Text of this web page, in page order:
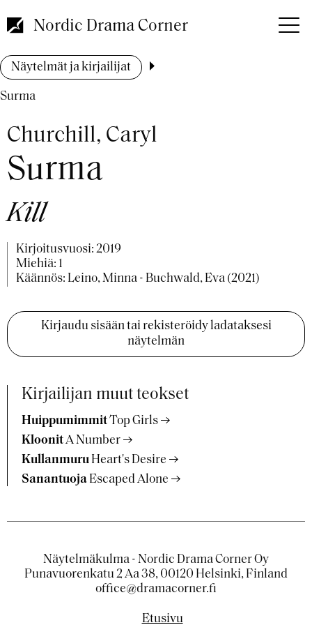
pääsisältöön
Nordic Drama Corner
Murupolku
Näytelmät ja kirjailijat
Surma
Churchill, Caryl
Surma
Kill
Kirjoitusvuosi: 2019
Miehiä: 1
Käännös: Leino, Minna - Buchwald, Eva (2021)
Kirjaudu sisään tai rekisteröidy ladataksesi
näytelmän
Kirjailijan muut teokset
HuippumimmitTop Girls
KloonitA Number
Kullanmuru Heart's Desire
Sanantuoja Escaped Alone
Näytelmäkulma - Nordic Drama Corner Oy
Punavuorenkatu 2 Aa 38, 00120 Helsinki, Finland
office@dramacorner.fi
Etusivu